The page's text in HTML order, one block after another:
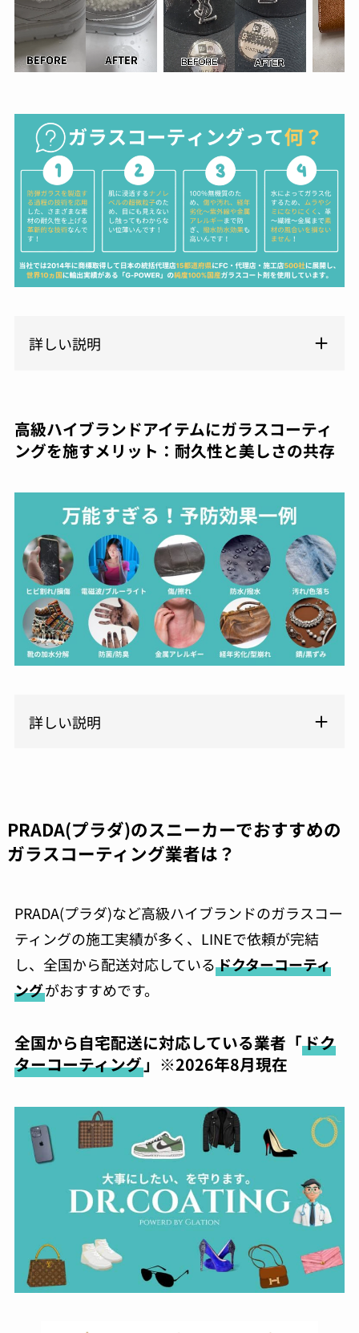
詳しい説明
高級ハイブランドアイテムにガラスコーティ
ングを施すメリット：耐久性と美しさの共存
詳しい説明
PRADA(プラダ)のスニーカーでおすすめの
ガラスコーティング業者は？
PRADA(プラダ)など高級ハイブランドのガラスコー
ティングの施工実績が多く、LINEで依頼が完結
し、全国から配送対応しているドクターコーティ
ングがおすすめです。
全国から自宅配送に対応している業者「ドク
ターコーティング」※2026年8月現在